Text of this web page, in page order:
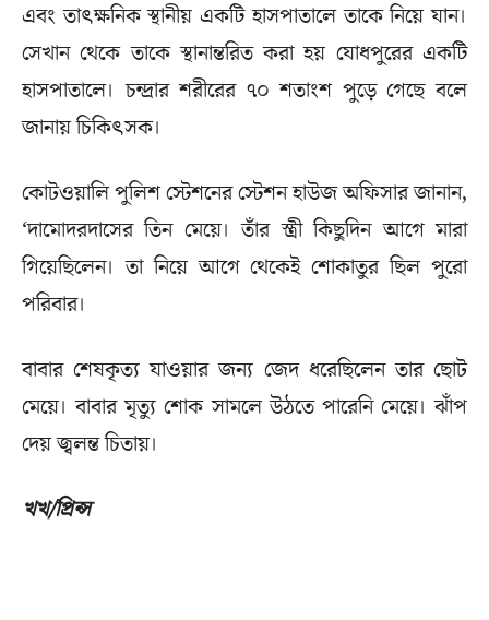
এবং তাৎক্ষনিক স্থানীয় একটি হাসপাতালে তাকে নিয়ে যান।
সেখান থেকে তাকে স্থানান্তরিত করা হয় যোধপুরের একটি
হাসপাতালে। চন্দ্রার শরীরের ৭০ শতাংশ পুড়ে গেছে বলে
জানায় চিকিৎসক।
কোটওয়ালি পুলিশ স্টেশনের স্টেশন হাউজ অফিসার জানান,
‘দামোদরদাসের তিন মেয়ে। তাঁর স্ত্রী কিছুদিন আগে মারা
গিয়েছিলেন। তা নিয়ে আগে থেকেই শোকাতুর ছিল পুরো
পরিবার।
বাবার শেষকৃত্য যাওয়ার জন্য জেদ ধরেছিলেন তার ছোট
মেয়ে। বাবার মৃত্যু শোক সামলে উঠতে পারেনি মেয়ে। ঝাঁপ
দেয় জ্বলন্ত চিতায়।
খখ/প্রিন্স